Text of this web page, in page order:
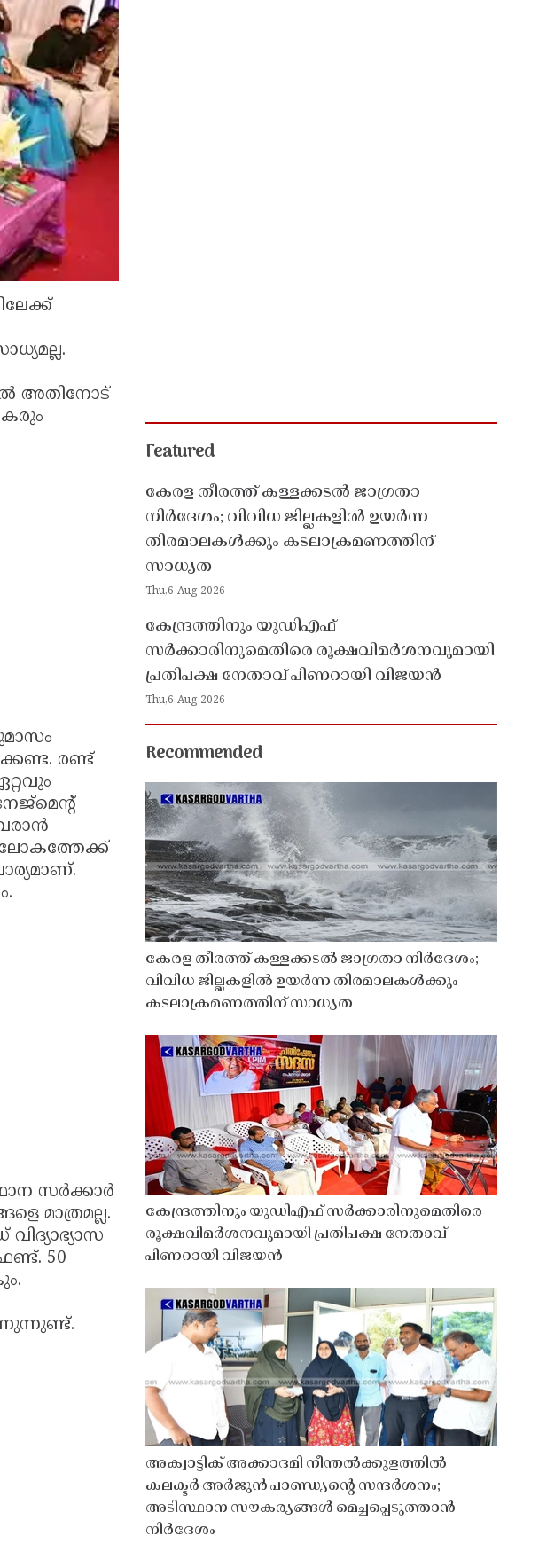
അതിനോട്
രണ്ട്
സര്‍ക്കാര്‍
മാത്രമല്ല.
50
Featured
കേരള തീരത്ത് കള്ളക്കടൽ ജാഗ്രതാ
നിർദേശം; വിവിധ ജില്ലകളിൽ ഉയർന്ന
തിരമാലകൾക്കും കടലാക്രമണത്തിന്
സാധ്യത
Thu,6 Aug 2026
കേന്ദ്രത്തിനും യുഡിഎഫ്
സർക്കാരിനുമെതിരെ രൂക്ഷവിമർശനവുമായി
പ്രതിപക്ഷ നേതാവ് പിണറായി വിജയൻ
Thu,6 Aug 2026
Recommended
കേരള തീരത്ത് കള്ളക്കടൽ ജാഗ്രതാ നിർദേശം;
വിവിധ ജില്ലകളിൽ ഉയർന്ന തിരമാലകൾക്കും
കടലാക്രമണത്തിന് സാധ്യത
കേന്ദ്രത്തിനും യുഡിഎഫ് സർക്കാരിനുമെതിരെ
രൂക്ഷവിമർശനവുമായി പ്രതിപക്ഷ നേതാവ്
പിണറായി വിജയൻ
അക്വാട്ടിക് അക്കാദമി നീന്തൽക്കുളത്തിൽ
കലക്ടർ അർജുൻ പാണ്ഡ്യൻ്റെ സന്ദർശനം;
അടിസ്ഥാന സൗകര്യങ്ങൾ മെച്ചപ്പെടുത്താൻ
നിർദേശം